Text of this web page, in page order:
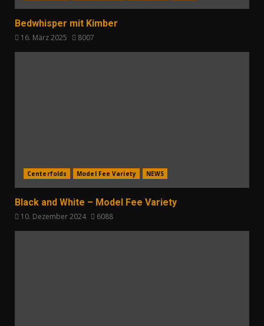
Bedwhisper mit Kimber
16. März 2025 8007
Centerfolds Model Fee Variety NEWS
Black and White – Model Fee Variety
10. Dezember 2024 6088